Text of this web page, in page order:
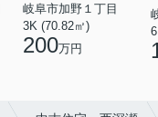
岐阜市加野１丁目
3K (70.82㎡)
200万円